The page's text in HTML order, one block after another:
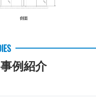
例紹介